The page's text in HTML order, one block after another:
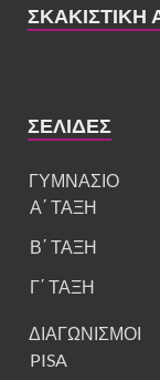
ΣΚΑΚΙΣΤΙΚΉ
ΣΕΛΊΔΕΣ
ΓΥΜΝΑΣΙΟ
Α΄ ΤΑΞΗ
Β΄ ΤΑΞΗ
Γ΄ ΤΑΞΗ
ΔΙΑΓΩΝΙΣΜΟΙ
PISA